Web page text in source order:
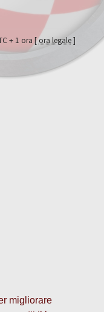
migliorare
+ 1 ora [ora legale]